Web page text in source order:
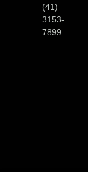
(41)
3153-
7899